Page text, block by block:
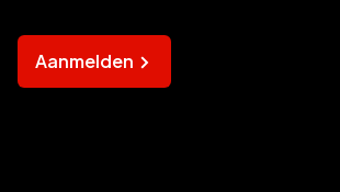
Aanmelden